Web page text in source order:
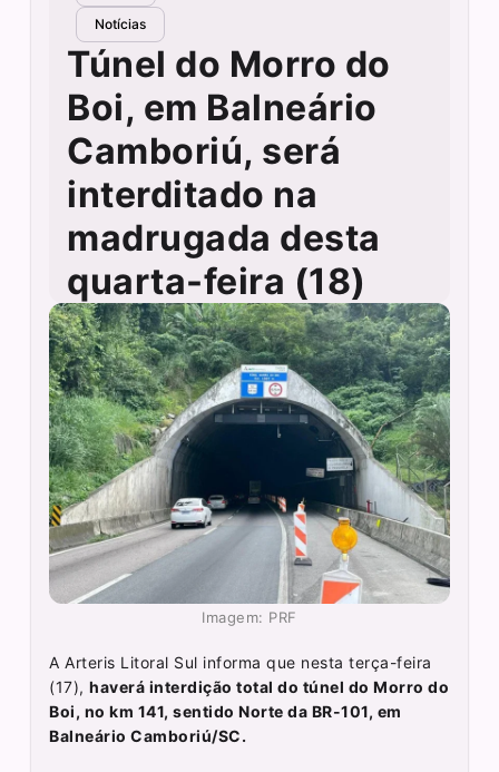
Notícias
Túnel do Morro do
Boi, em Balneário
Camboriú, será
interditado na
madrugada desta
quarta-feira (18)
Imagem: PRF
A Arteris Litoral Sul informa que nesta terça-feira
(17),haverá interdição total do túnel do Morro do
Boi, no km 141, sentido Norte da BR-101, em
Balneário Camboriú/SC.